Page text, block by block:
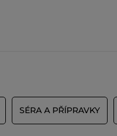
SÉRA A PŘÍPRAVKY